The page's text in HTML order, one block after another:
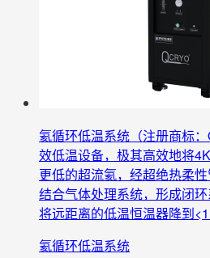
氦循环低温系统（注册商标
效低温设备，极其高效地将
更低的超流氦，经超绝热柔性
结合气体处理系统，形成闭
将远距离的低温恒温器降到
氦循环低温系统